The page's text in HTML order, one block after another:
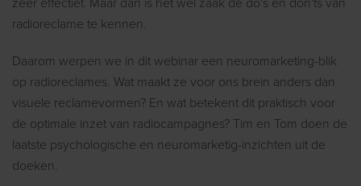
zeer effectief. Maar dan is het wel zaak de do's en don'ts van
radioreclame te kennen.
Daarom werpen we in dit webinar een neuromarketing-blik
op radioreclames. Wat maakt ze voor ons brein anders dan
visuele reclamevormen? En wat betekent dit praktisch voor
de optimale inzet van radiocampagnes? Tim en Tom doen de
laatste psychologische en neuromarketig-inzichten uit de
doeken.